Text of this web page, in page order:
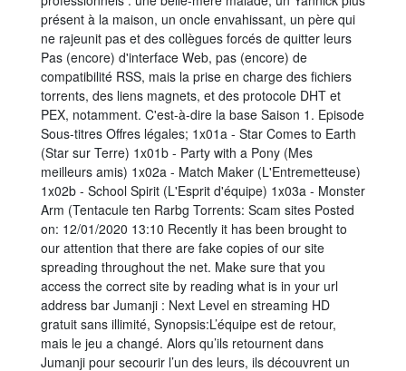
présent à la maison, un oncle envahissant, un père qui
ne rajeunit pas et des collègues forcés de quitter leurs
Pas (encore) d'interface Web, pas (encore) de
compatibilité RSS, mais la prise en charge des fichiers
torrents, des liens magnets, et des protocole DHT et
PEX, notamment. C'est-à-dire la base Saison 1. Episode
Sous-titres Offres légales; 1x01a - Star Comes to Earth
(Star sur Terre) 1x01b - Party with a Pony (Mes
meilleurs amis) 1x02a - Match Maker (L'Entremetteuse)
1x02b - School Spirit (L'Esprit d'équipe) 1x03a - Monster
Arm (Tentacule ten Rarbg Torrents: Scam sites Posted
on: 12/01/2020 13:10 Recently it has been brought to
our attention that there are fake copies of our site
spreading throughout the net. Make sure that you
access the correct site by reading what is in your url
address bar Jumanji : Next Level en streaming HD
gratuit sans illimité, Synopsis:L’équipe est de retour,
mais le jeu a changé. Alors qu’ils retournent dans
Jumanji pour secourir l’un des leurs, ils découvrent un